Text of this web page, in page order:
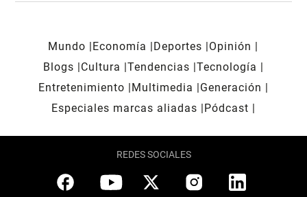
Mundo Economía Deportes
Opinión
Blogs
Cultura Tendencias Tecnología
Entretenimiento
Multimedia
Generación
Especiales marcas aliadas
Pódcast
REDES SOCIALES